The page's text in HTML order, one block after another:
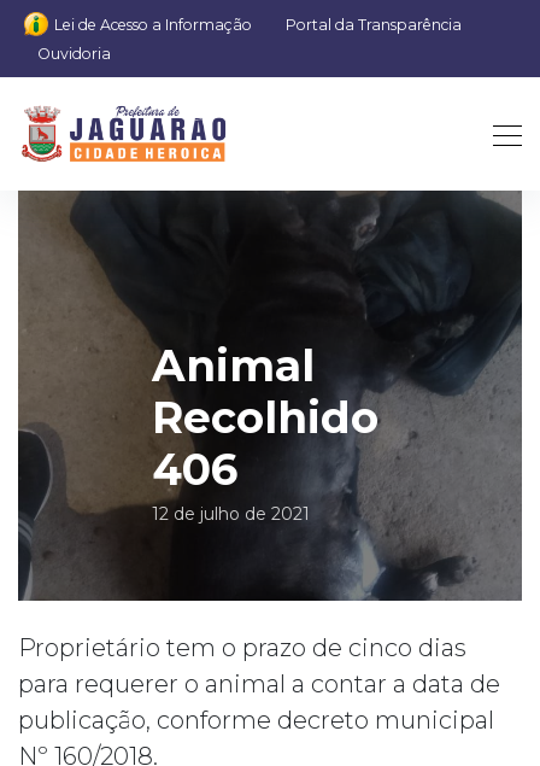
Lei de Acesso a Informação
Portal da Transparência
Ouvidoria
Animal
Recolhido
406
12 de julho de 2021
Proprietário tem o prazo de cinco dias
para requerer o animal a contar a data de
publicação, conforme decreto municipal
Nº 160/2018.